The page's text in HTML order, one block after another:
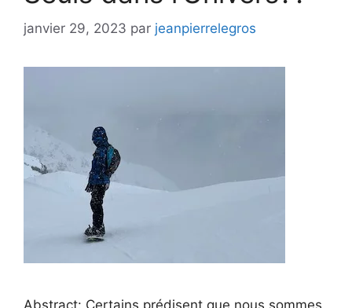
janvier 29, 2023 par jeanpierrelegros
Abstract: Certains prédisent que nous sommes